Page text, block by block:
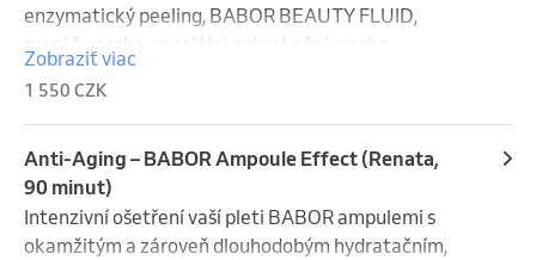
enzymatický peeling, BABOR BEAUTY FLUID,
masáž, maska, speciální gelová oční maska,
závěrečný krém + potřebné úkony
Zobraziť viac
1 550 CZK
Anti-Aging – BABOR Ampoule Effect (Renata,
90 minut)
Intenzivní ošetření vaší pleti BABOR ampulemi s
okamžitým a zároveň dlouhodobým hydratačním,